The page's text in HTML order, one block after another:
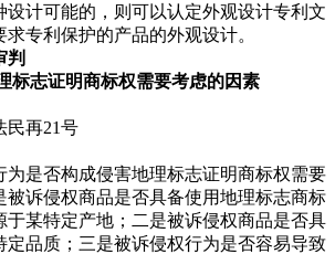
设计可能的，则可以认定外观设计专利文
专利保护的产品的外观设计。
判
志证明商标权需要考虑的因素
再21号
是否构成侵害地理标志证明商标权需要
被诉侵权商品是否具备使用地理标志商标
于某特定产地；二是被诉侵权商品是否具
定品质；三是被诉侵权行为是否容易导致